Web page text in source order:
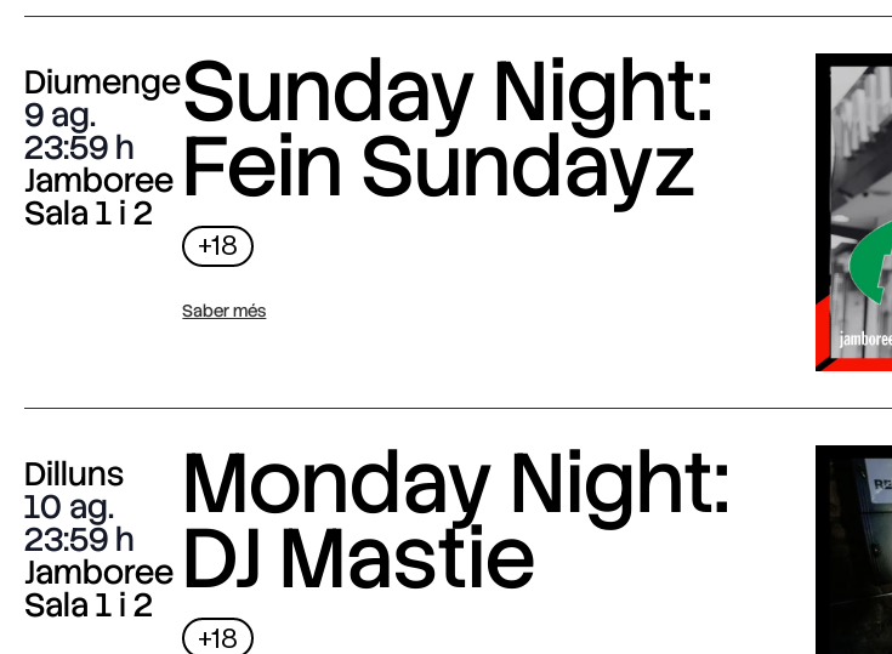
Diumenge
9 ag.
23:59
Jamboree
Sala 1 i 2
Sunday Night:
Fein Sundayz
+18
Saber més
Dilluns
10 ag.
23:59
Jamboree
Sala 1 i 2
Monday Night:
DJ Mastie
+18